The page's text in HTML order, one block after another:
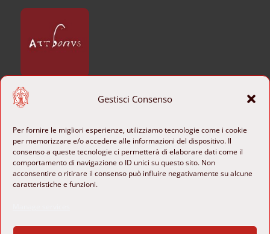
Gestisci Consenso
Per fornire le migliori esperienze, utilizziamo tecnologie come i cookie
per memorizzare e/o accedere alle informazioni del dispositivo. Il
consenso a queste tecnologie ci permetterà di elaborare dati come il
comportamento di navigazione o ID unici su questo sito. Non
acconsentire o ritirare il consenso può influire negativamente su alcune
caratteristiche e funzioni.
CONTACTS
 +39 06 6840801
 b-ange@cultura.gov.it
 Piazza di Sant’Agostino 8
00186 Rome, Italy
